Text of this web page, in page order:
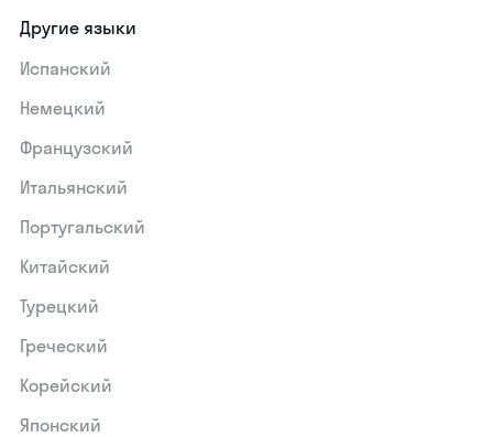
Другие языки
Испанский
Немецкий
Французский
Итальянский
Португальский
Китайский
Турецкий
Греческий
Корейский
Японский